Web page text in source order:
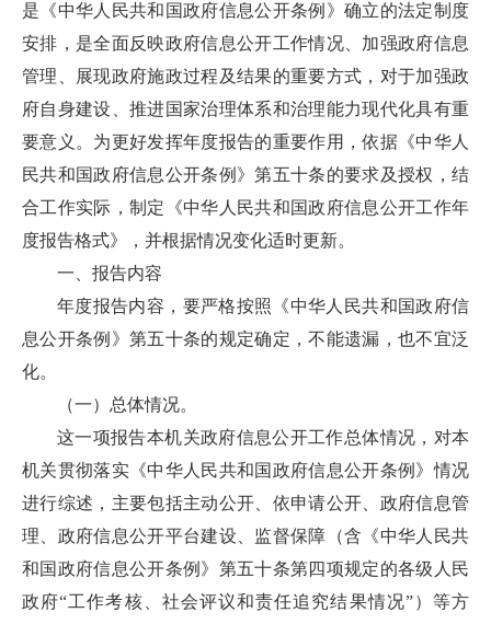
是《中华人民共和国政府信息公开条例》确立的法定制度
安排，是全面反映政府信息公开工作情况、加强政府信息
管理、展现政府施政过程及结果的重要方式，对于加强政
府自身建设、推进国家治理体系和治理能力现代化具有重
要意义。为更好发挥年度报告的重要作用，依据《中华人
民共和国政府信息公开条例》第五十条的要求及授权，结
合工作实际，制定《中华人民共和国政府信息公开工作年
度报告格式》，并根据情况变化适时更新。
一、报告内容
年度报告内容，要严格按照《中华人民共和国政府信
息公开条例》第五十条的规定确定，不能遗漏，也不宜泛
化。
（一）总体情况。
这一项报告本机关政府信息公开工作总体情况，对本
机关贯彻落实《中华人民共和国政府信息公开条例》情况
进行综述，主要包括主动公开、依申请公开、政府信息管
理、政府信息公开平台建设、监督保障（含《中华人民共
和国政府信息公开条例》第五十条第四项规定的各级人民
政府“工作考核、社会评议和责任追究结果情况”）等方